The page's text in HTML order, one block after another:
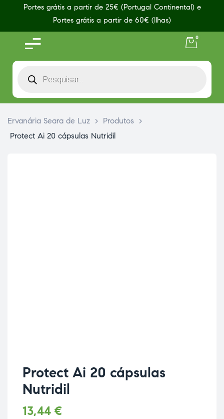
Portes grátis a partir de 25€ (Portugal Continental) e
Portes grátis a partir de 60€ (Ilhas)
0
Ervanária Seara de Luz > Produtos
>
Protect Ai 20 cápsulas Nutridil
Protect Ai 20 cápsulas
Nutridil
13,44 €